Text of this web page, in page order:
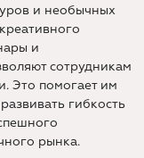
и необычных
и
сотрудникам
Это помогает им
гибкость
рынка.